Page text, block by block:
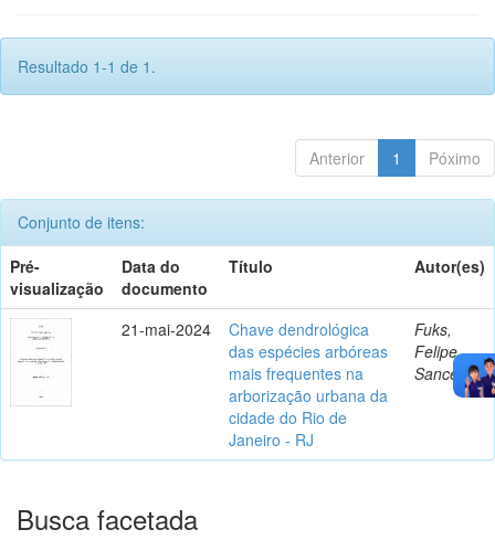
Resultado 1-1 de 1.
Anterior 1 Póximo
Conjunto de itens:
Pré-
visualização
Data do
documento
Título Autor(es)
21-mai-2024
Chave dendrológica
das espécies arbóreas
mais frequentes na
arborização urbana da
cidade do Rio de
Janeiro - RJ
Fuks,
Felipe
Sanceau
Busca facetada